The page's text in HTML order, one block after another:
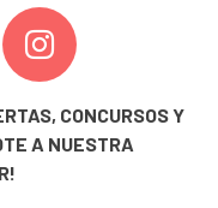
CONCURSOS Y
A NUESTRA